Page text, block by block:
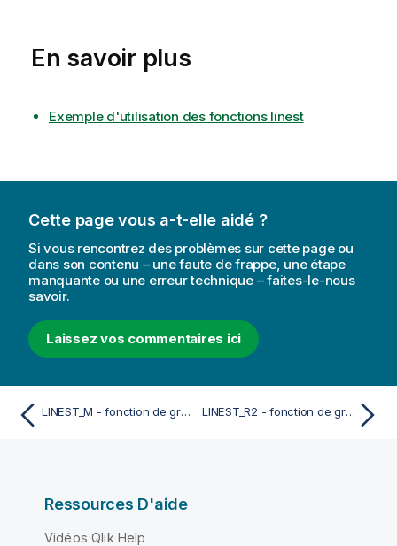
En savoir plus
Exemple d'utilisation des fonctions linest
Cette page vous a-t-elle aidé ?
Si vous rencontrez des problèmes sur cette page ou
dans son contenu – une faute de frappe, une étape
manquante ou une erreur technique – faites-le-nous
savoir.
Laissez vos commentaires ici
LINEST_M - fonction de graphique LINEST_R2 - fonction de graphique
Ressources D'aide
Vidéos Qlik Help